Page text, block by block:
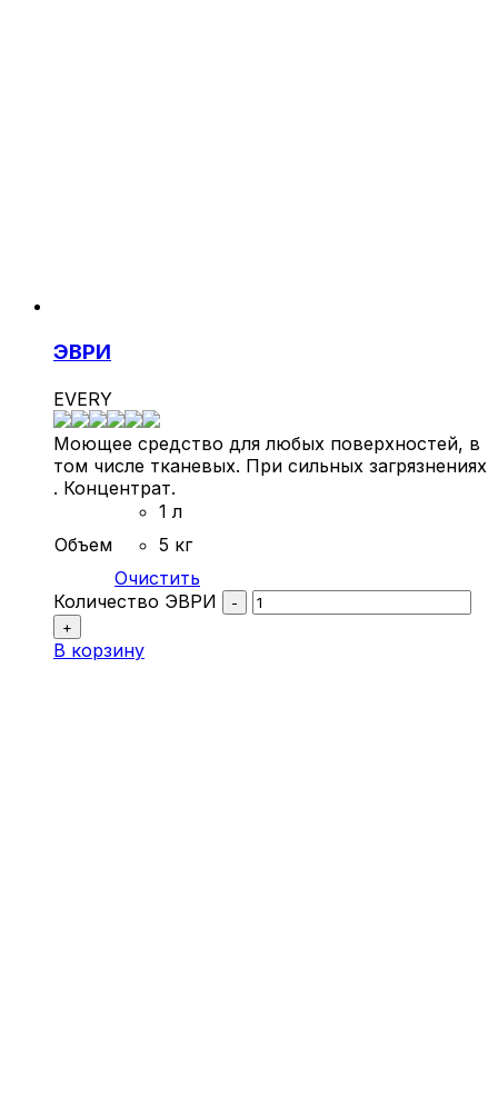
ЭВРИ
EVERY
Моющее средство для любых поверхностей, в
том числе тканевых. При сильных загрязнениях
. Концентрат.
Объем
1 л
5 кг
Очистить
Количество ЭВРИ
-
+
В корзину